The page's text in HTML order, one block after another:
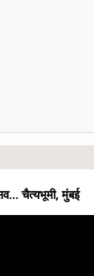
चैत्यभूमी, मुंबई